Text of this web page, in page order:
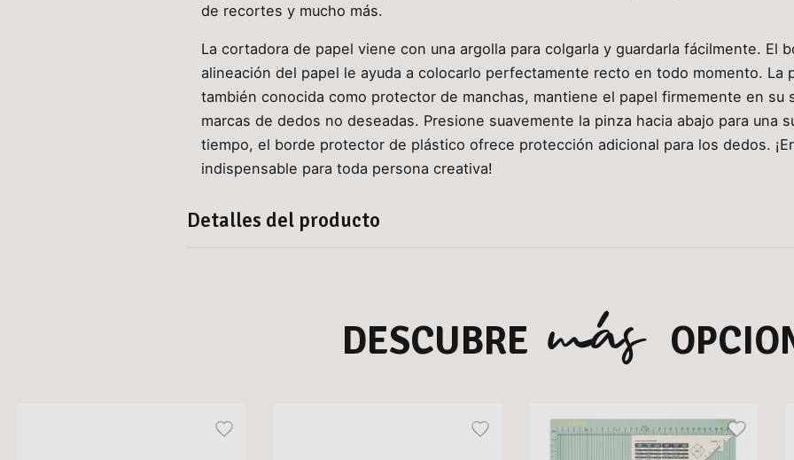
de recortes y mucho más.
La cortadora de papel viene con una argolla para colgarla y guardarla fácilmente. El
alineación del papel le ayuda a colocarlo perfectamente recto en todo momento. La
también conocida como protector de manchas, mantiene el papel firmemente en su
marcas de dedos no deseadas. Presione suavemente la pinza hacia abajo para una
tiempo, el borde protector de plástico ofrece protección adicional para los dedos.
indispensable para toda persona creativa!
Detalles del producto
DESCUBRE más